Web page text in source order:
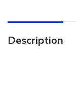
Description